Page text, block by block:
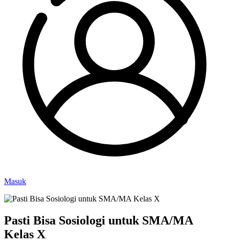
Masuk
Pasti Bisa Sosiologi untuk SMA/MA
Kelas X